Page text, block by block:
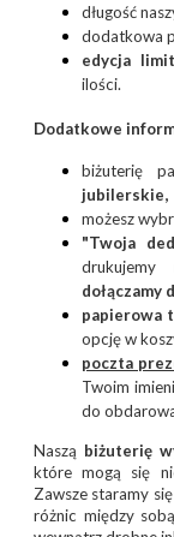
długość
dodatkowa
edycja
ilości.
Dodatkowe
biżuterię
jubilerskie,
możesz
"Twoja
drukujemy
dołączamy
papierowa
opcję w
poczta
Twoim
do
Naszą biżuterię
które mogą się
Zawsze staramy
różnic między